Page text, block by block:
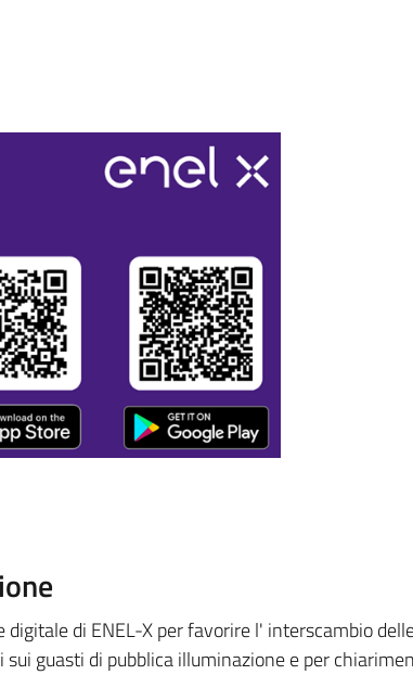
digitale di ENEL-X per favorire l' interscambio
sui guasti di pubblica illuminazione e per